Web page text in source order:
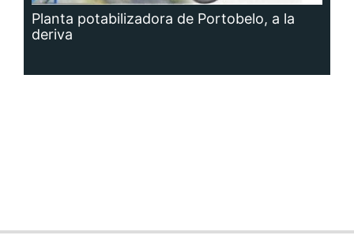
Planta potabilizadora de Portobelo, a la
deriva